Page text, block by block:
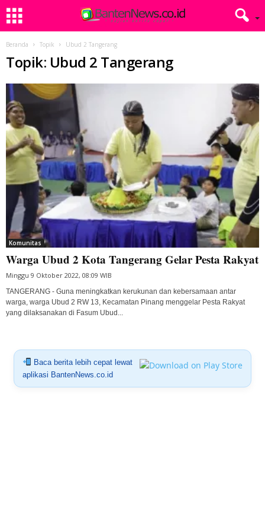
Beranda Topik Ubud 2 Tangerang
Topik: Ubud 2 Tangerang
Komunitas
Warga Ubud 2 Kota Tangerang Gelar Pesta Rakyat
Minggu 9 Oktober 2022, 08:09 WIB
TANGERANG - Guna meningkatkan kerukunan dan kebersamaan antar
warga, warga Ubud 2 RW 13, Kecamatan Pinang menggelar Pesta Rakyat
yang dilaksanakan di Fasum Ubud...
Baca berita lebih cepat lewat
aplikasi BantenNews.co.id